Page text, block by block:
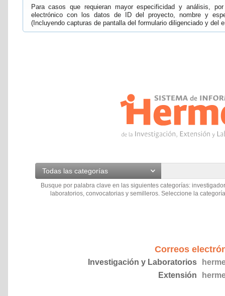
Para casos que requieran mayor especificidad y análisis,
electrónico con los datos de ID del proyecto, nombre y
(Incluyendo capturas de pantalla del formulario diligenciado y del
Todas las categorías
Busque por palabra clave en las siguientes categorías:
laboratorios, convocatorias y semilleros. Seleccione la
Correos
Investigación y Laboratorios
Extensión